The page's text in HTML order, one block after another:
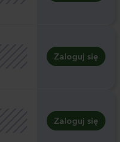
Zaloguj się
Zaloguj się